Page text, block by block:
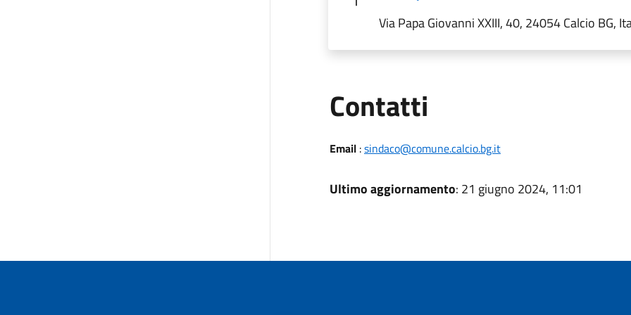
Via Papa Giovanni XXIII, 40, 24054 Calcio BG,
Contatti
Email:sindaco@comune.calcio.bg.it
Ultimo aggiornamento: 21 giugno 2024, 11:01